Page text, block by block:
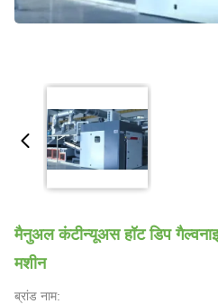
मैनुअल कंटीन्यूअस हॉट डिप
मशीन
ब्रांड नाम: